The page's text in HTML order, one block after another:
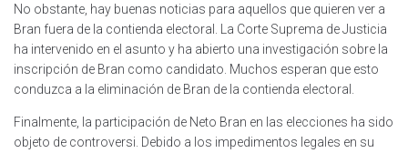
No obstante, hay buenas noticias para aquellos que quieren ver a
Bran fuera de la contienda electoral. La Corte Suprema de Justicia
ha intervenido en el asunto y ha abierto una investigación sobre la
inscripción de Bran como candidato. Muchos esperan que esto
conduzca a la eliminación de Bran de la contienda electoral.
Finalmente, la participación de Neto Bran en las elecciones ha sido
objeto de controversi. Debido a los impedimentos legales en su